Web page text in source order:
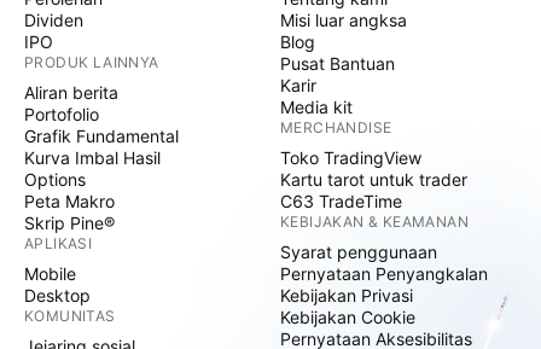
Dividen
IPO
PRODUK LAINNYA
Aliran berita
Portofolio
Grafik Fundamental
Kurva Imbal Hasil
Options
Peta Makro
Skrip Pine®
APLIKASI
Mobile
Desktop
KOMUNITAS
Misi luar angksa
Blog
Pusat Bantuan
Karir
Media kit
MERCHANDISE
Toko TradingView
Kartu tarot untuk trader
C63 TradeTime
KEBIJAKAN & KEAMANAN
Syarat penggunaan
Pernyataan Penyangkalan
Kebijakan Privasi
Kebijakan Cookie
Pernyataan Aksesibilitas